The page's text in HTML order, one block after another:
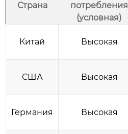
Страна
потребления
(условная)
Китай Высокая
США Высокая
Германия Высокая